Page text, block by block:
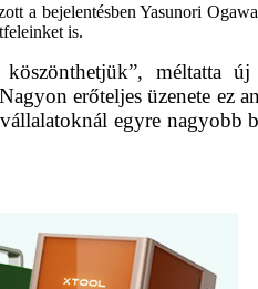
a bejelentésben Yasunori
is.
méltatta új
erőteljes üzenete ez
egyre